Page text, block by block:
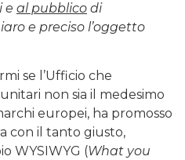
e al pubblico di
e preciso l’oggetto
se l’Ufficio che
non sia il medesimo
europei, ha promosso
con il tanto giusto,
WYSIWYG (What you